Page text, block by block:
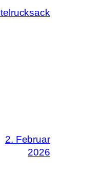
2. Februar
2026